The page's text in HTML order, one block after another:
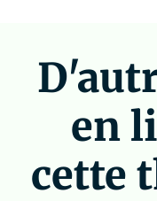
en
cette